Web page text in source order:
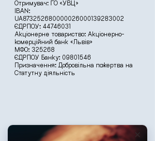
Отримувач: ГО «УВЦ»
IBAN:
UA873252680000026000139283002
ЄДРПОУ: 44746031
Акціонерне товариство: Акціонерно-
комерційний банк «Львів»
МФО: 325268
ЄДРПОУ Банку: 09801546
Призначення: Добровільна пожертва на
Статутну діяльність
РЕКВІЗИТИ: